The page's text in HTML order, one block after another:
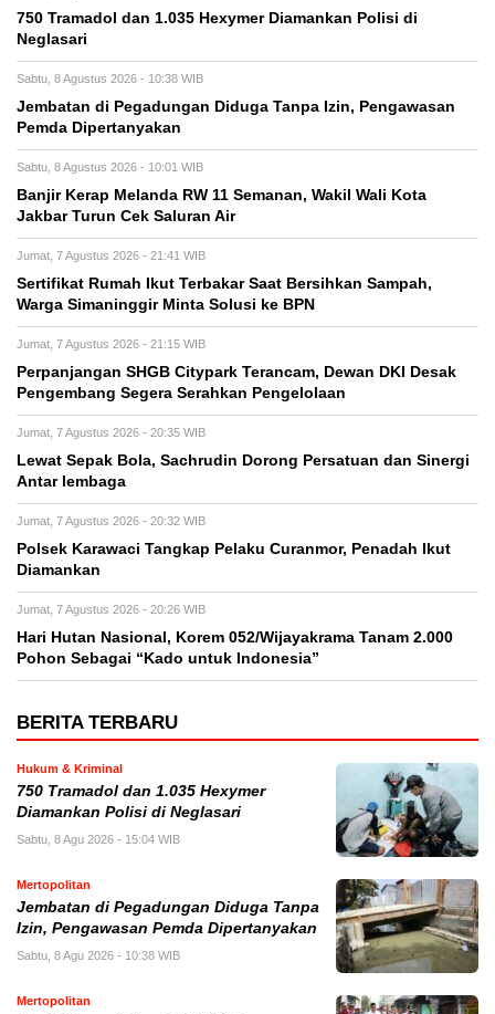
750 Tramadol dan 1.035 Hexymer Diamankan Polisi di
Neglasari
Sabtu, 8 Agustus 2026 - 10:38 WIB
Jembatan di Pegadungan Diduga Tanpa Izin, Pengawasan
Pemda Dipertanyakan
Sabtu, 8 Agustus 2026 - 10:01 WIB
Banjir Kerap Melanda RW 11 Semanan, Wakil Wali Kota
Jakbar Turun Cek Saluran Air
Jumat, 7 Agustus 2026 - 21:41 WIB
Sertifikat Rumah Ikut Terbakar Saat Bersihkan Sampah,
Warga Simaninggir Minta Solusi ke BPN
Jumat, 7 Agustus 2026 - 21:15 WIB
Perpanjangan SHGB Citypark Terancam, Dewan DKI Desak
Pengembang Segera Serahkan Pengelolaan
Jumat, 7 Agustus 2026 - 20:35 WIB
Lewat Sepak Bola, Sachrudin Dorong Persatuan dan Sinergi
Antar lembaga
Jumat, 7 Agustus 2026 - 20:32 WIB
Polsek Karawaci Tangkap Pelaku Curanmor, Penadah Ikut
Diamankan
Jumat, 7 Agustus 2026 - 20:26 WIB
Hari Hutan Nasional, Korem 052/Wijayakrama Tanam 2.000
Pohon Sebagai “Kado untuk Indonesia”
BERITA TERBARU
Hukum & Kriminal
750 Tramadol dan 1.035 Hexymer
Diamankan Polisi di Neglasari
Sabtu, 8 Agu 2026 - 15:04 WIB
Mertopolitan
Jembatan di Pegadungan Diduga Tanpa
Izin, Pengawasan Pemda Dipertanyakan
Sabtu, 8 Agu 2026 - 10:38 WIB
Mertopolitan